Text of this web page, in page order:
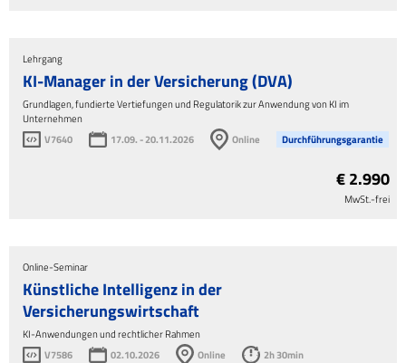
Lehrgang
KI-Manager in der Versicherung (DVA)
Grundlagen, fundierte Vertiefungen und Regulatorik zur Anwendung von KI im
Unternehmen
V7640
17.09. - 20.11.2026 Online Durchführungsgarantie
€ 2.990
MwSt.-frei
Online-Seminar
Künstliche Intelligenz in der
Versicherungswirtschaft
KI-Anwendungen und rechtlicher Rahmen
V7586
02.10.2026 Online 2h 30min